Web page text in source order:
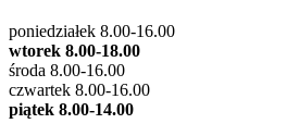
poniedziałek 8.00-16.00
wtorek 8.00-18.00
środa 8.00-16.00
czwartek 8.00-16.00
piątek 8.00-14.00